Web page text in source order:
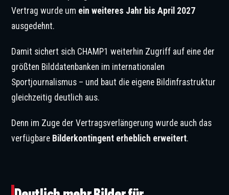
Vertrag wurde um ein weiteres Jahr bis April 2027
ausgedehnt.
Damit sichert sich CHAMP1 weiterhin Zugriff auf eine der
größten Bilddatenbanken im internationalen
Sportjournalismus – und baut die eigene Bildinfrastruktur
gleichzeitig deutlich aus.
Denn im Zuge der Vertragsverlängerung wurde auch das
verfügbare Bilderkontingent erheblich erweitert.